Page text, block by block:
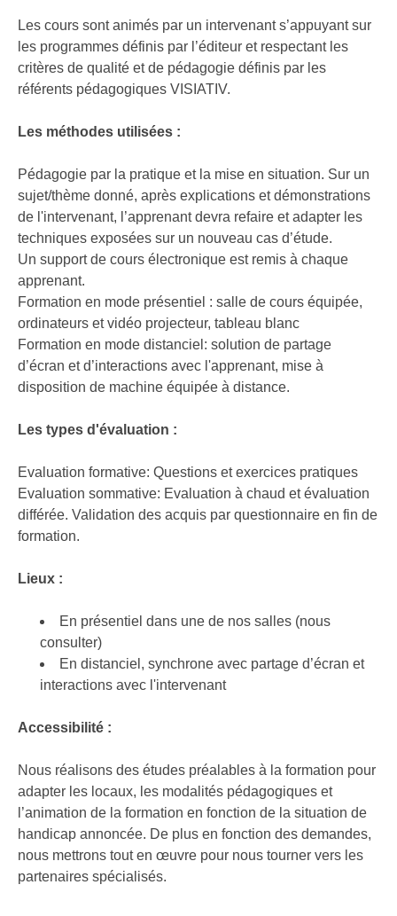
Les cours sont animés par un intervenant s’appuyant sur
les programmes définis par l’éditeur et respectant les
critères de qualité et de pédagogie définis par les
référents pédagogiques VISIATIV.
Les méthodes utilisées :
Pédagogie par la pratique et la mise en situation. Sur un
sujet/thème donné, après explications et démonstrations
de l'intervenant, l’apprenant devra refaire et adapter les
techniques exposées sur un nouveau cas d’étude.
Un support de cours électronique est remis à chaque
apprenant.
Formation en mode présentiel : salle de cours équipée,
ordinateurs et vidéo projecteur, tableau blanc
Formation en mode distanciel: solution de partage
d’écran et d’interactions avec l'apprenant, mise à
disposition de machine équipée à distance.
Les types d'évaluation :
Evaluation formative: Questions et exercices pratiques
Evaluation sommative: Evaluation à chaud et évaluation
différée. Validation des acquis par questionnaire en fin de
formation.
Lieux :
En présentiel dans une de nos salles (nous
consulter)
En distanciel, synchrone avec partage d’écran et
interactions avec l'intervenant
Accessibilité :
Nous réalisons des études préalables à la formation pour
adapter les locaux, les modalités pédagogiques et
l’animation de la formation en fonction de la situation de
handicap annoncée. De plus en fonction des demandes,
nous mettrons tout en œuvre pour nous tourner vers les
partenaires spécialisés.